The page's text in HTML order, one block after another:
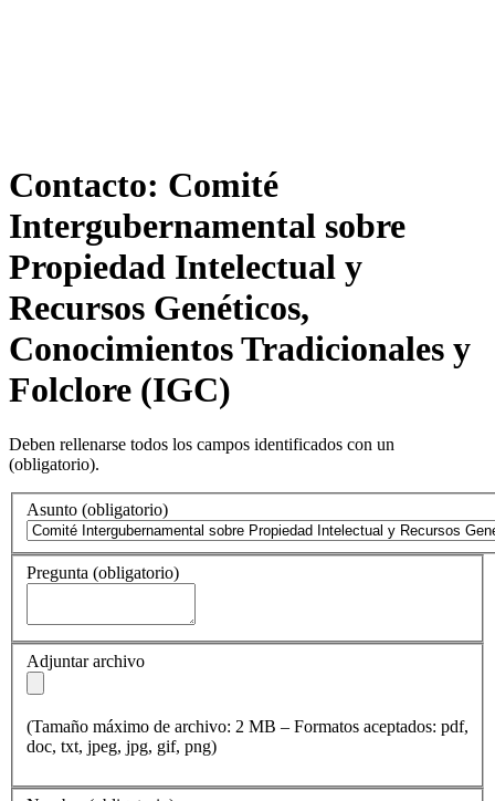
Contacto: Comité
Intergubernamental sobre
Propiedad Intelectual y
Recursos Genéticos,
Conocimientos Tradicionales y
Folclore (IGC)
Deben rellenarse todos los campos identificados con un
(obligatorio).
Asunto (obligatorio)
Pregunta (obligatorio)
Adjuntar archivo
(Tamaño máximo de archivo: 2 MB – Formatos aceptados: pdf,
doc, txt, jpeg, jpg, gif, png)